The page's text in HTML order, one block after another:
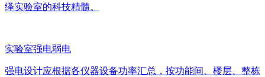
绎实验室的科技精髓。
实验室强电弱电
强电设计应根据各仪器设备功率汇总，按功能间、楼层、整栋